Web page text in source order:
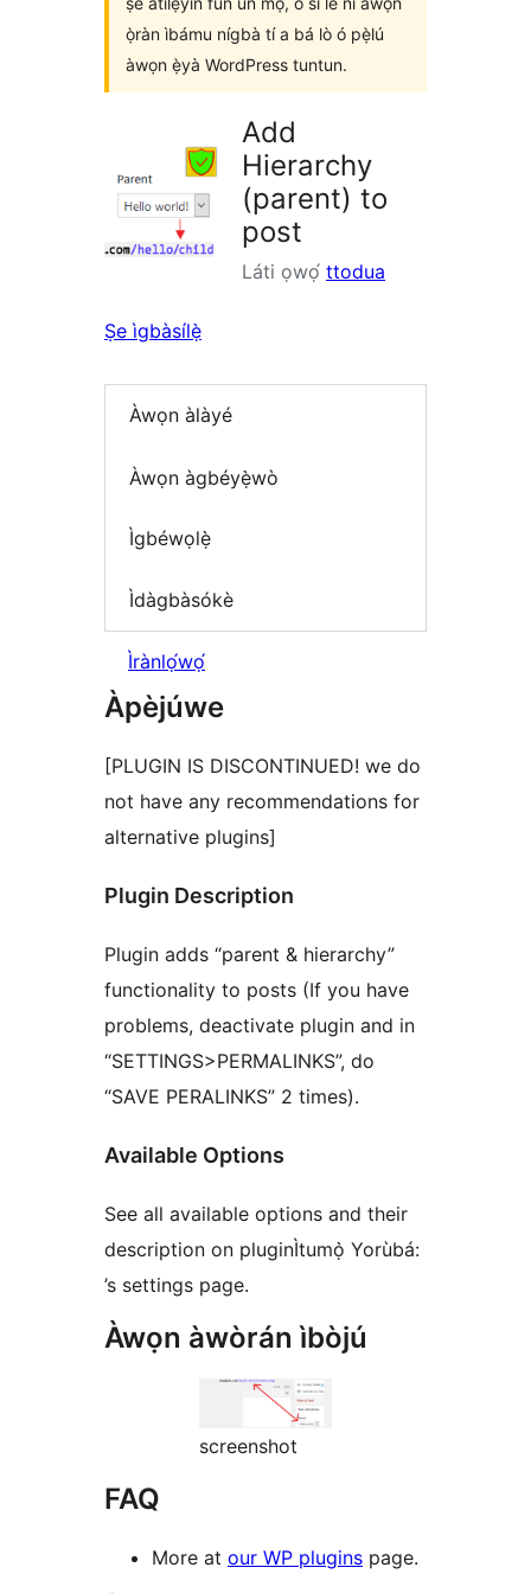
ọ̀ràn ìbámu nígbà tí a bá lò ó pẹ̀lú
àwọn ẹ̀yà WordPress tuntun.
Add
Hierarchy
(parent) to
post
Láti ọwọ́ ttodua
Ṣe ìgbàsílẹ̀
Àwọn àlàyé
Àwọn àgbéyẹ̀wò
Ìgbéwọlẹ̀
Ìdàgbàsókè
Ìrànlọ́wọ́
Àpèjúwe
[PLUGIN IS DISCONTINUED! we do
not have any recommendations for
alternative plugins]
Plugin Description
Plugin adds “parent & hierarchy”
functionality to posts (If you have
problems, deactivate plugin and in
“SETTINGS>PERMALINKS”, do
“SAVE PERALINKS” 2 times).
Available Options
See all available options and their
description on pluginÌtumọ̀ Yorùbá:
’s settings page.
Àwọn àwòrán ìbòjú
screenshot
FAQ
More at our WP plugins page.